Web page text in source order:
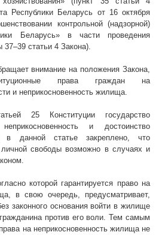
Республики Беларусь от 16 октября
контрольной (надзорной)
Беларусь» в части проведения
37–39 статьи 4 Закона).
внимание на положения Закона,
права граждан на
и неприкосновенность жилища.
25 Конституции государство
и достоинство
в данной статье закреплено, что
свободы возможно в случаях и
которой гарантируется право на
в свою очередь, предусматривает,
законного основания войти в жилище
против его воли. Тем самым
на неприкосновенность жилища не